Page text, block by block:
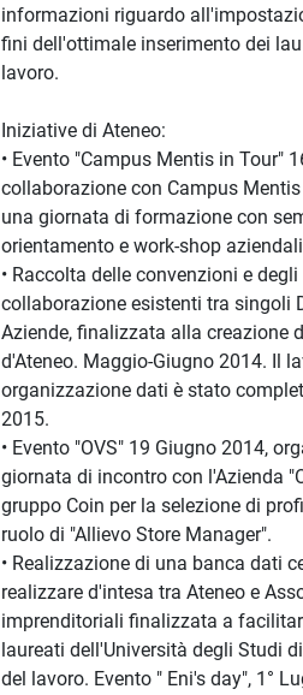
informazioni riguardo
fini dell'ottimale inserimento dei
lavoro.
Iniziative di Ateneo:
• Evento "Campus Mentis in Tour"
collaborazione con Campus
una giornata di formazione con
orientamento e work-shop
• Raccolta delle convenzioni e
collaborazione esistenti tra singoli
Aziende, finalizzata alla creazione
d'Ateneo. Maggio-Giugno 2014. Il
organizzazione dati è stato
2015.
• Evento "OVS" 19 Giugno 2014,
giornata di incontro con l'Azienda
gruppo Coin per la selezione di
ruolo di "Allievo Store Manager".
• Realizzazione di una banca dati
realizzare d'intesa tra Ateneo e
imprenditoriali finalizzata a
laureati dell'Università degli Studi
del lavoro. Evento " Eni's day", 1°